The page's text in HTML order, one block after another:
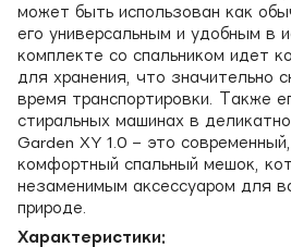
может быть использован как
его универсальным и удобным в
комплекте со спальником идет
для хранения, что значительно
время транспортировки. Также
стиральных машинах в
Garden XY 1.0 – это
комфортный спальный мешок,
незаменимым аксессуаром для
природе.
Характеристики: